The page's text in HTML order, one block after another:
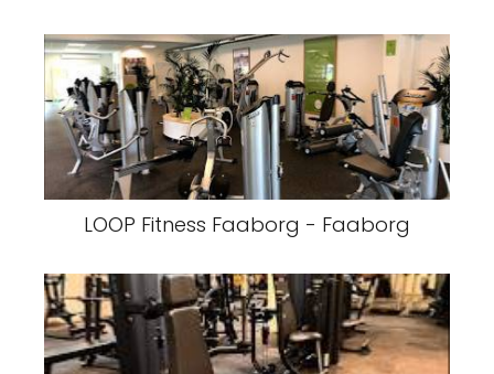
LOOP Fitness Faaborg - Faaborg